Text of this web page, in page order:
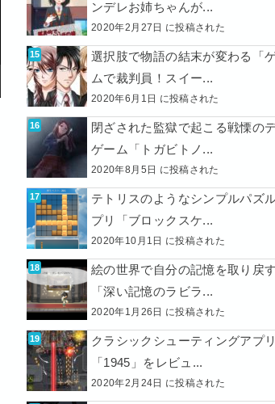
ンデレお姉ちゃんが...
2020年2月27日 に投稿された
選択肢で物語の結末が変わる「
ムで裁判員！スイー...
2020年6月1日 に投稿された
閉ざされた監獄で起こる戦慄の
ゲーム「トガビトノ...
2020年8月5日 に投稿された
テトリスのようなシンプルパズ
プリ「ブロックスケ...
2020年10月1日 に投稿された
絵の世界で自分の記憶を取り戻
「深い記憶のラビラ...
2020年1月26日 に投稿された
クラシックシューティングアプリ
「1945」をレビュ...
2020年2月24日 に投稿された